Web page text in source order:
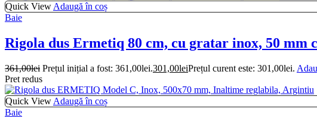
Quick View Adaugă în coș
Baie
Rigola dus Ermetiq 80 cm, cu gratar inox, 50 mm
361,00lei Prețul inițial a fost: 361,00lei.301,00leiPrețul curent este: 301,00lei.
Pret redus
Quick View Adaugă în coș
Baie